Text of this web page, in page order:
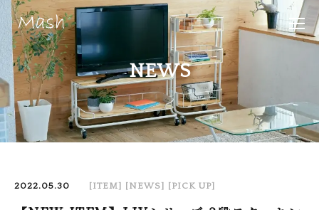
NEWS
2022.05.30 [ITEM] [NEWS] [PICK UP]